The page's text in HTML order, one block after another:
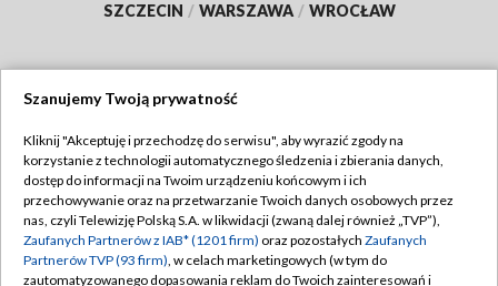
SZCZECIN / WARSZAWA / WROCŁAW
TVP
Abonament TVP
Emisja w TVP
Centrum informacji TVP
Regulamin TVP
Polityka prywatności
Moje zgody
Szanujemy Twoją prywatność
Kliknij "Akceptuję i przechodzę do serwisu", aby wyrazić zgody na
korzystanie z technologii automatycznego śledzenia i zbierania danych,
dostęp do informacji na Twoim urządzeniu końcowym i ich
przechowywanie oraz na przetwarzanie Twoich danych osobowych przez
nas, czyli Telewizję Polską S.A. w likwidacji (zwaną dalej również „TVP”),
Zaufanych Partnerów z IAB* (1201 firm) oraz pozostałych Zaufanych
Partnerów TVP (93 firm), w celach marketingowych (w tym do
zautomatyzowanego dopasowania reklam do Twoich zainteresowań i